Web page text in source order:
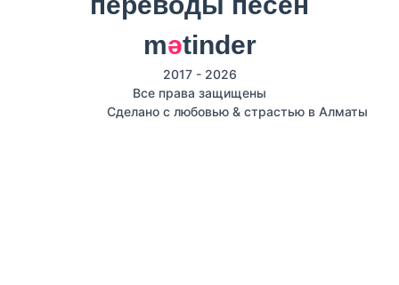
mәtinder
2017 - 2026
Все права защищены
Сделано с любовью & страстью в Алматы